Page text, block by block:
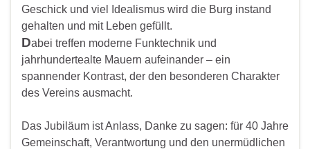
Geschick und viel Idealismus wird die Burg instand
gehalten und mit Leben gefüllt.
Dabei treffen moderne Funktechnik und
jahrhundertealte Mauern aufeinander – ein
spannender Kontrast, der den besonderen Charakter
des Vereins ausmacht.
Das Jubiläum ist Anlass, Danke zu sagen: für 40 Jahre
Gemeinschaft, Verantwortung und den unermüdlichen